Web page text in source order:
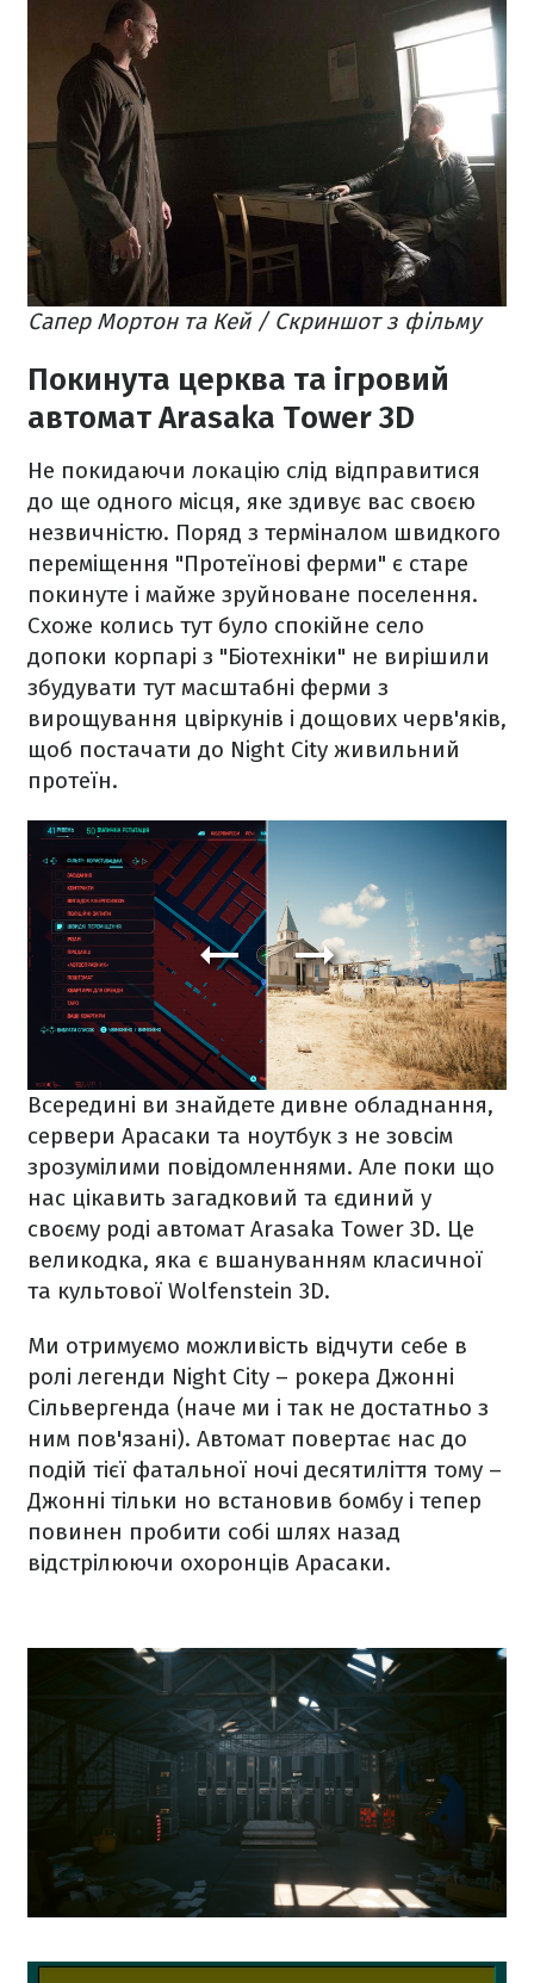
Сапер Мортон та Кей / Скриншот з фільму
Покинута церква та ігровий
автомат Arasaka Tower 3D
Не покидаючи локацію слід відправитися
до ще одного місця, яке здивує вас своєю
незвичністю. Поряд з терміналом швидкого
переміщення "Протеїнові ферми" є старе
покинуте і майже зруйноване поселення.
Схоже колись тут було спокійне село
допоки корпарі з "Біотехніки" не вирішили
збудувати тут масштабні ферми з
вирощування цвіркунів і дощових черв'яків,
щоб постачати до Night City живильний
протеїн.
Всередині ви знайдете дивне обладнання,
сервери Арасаки та ноутбук з не зовсім
зрозумілими повідомленнями. Але поки що
нас цікавить загадковий та єдиний у
своєму роді автомат Arasaka Tower 3D. Це
великодка, яка є вшануванням класичної
та культової Wolfenstein 3D.
Ми отримуємо можливість відчути себе в
ролі легенди Night City – рокера Джонні
Сільвергенда (наче ми і так не достатньо з
ним пов'язані). Автомат повертає нас до
подій тієї фатальної ночі десятиліття тому –
Джонні тільки но встановив бомбу і тепер
повинен пробити собі шлях назад
відстрілюючи охоронців Арасаки.